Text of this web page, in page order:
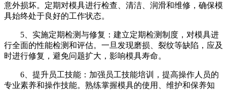
意外损坏。定期对模具进行检查、清洁、润滑和维修，确保模
具始终处于良好的工作状态。
5、实施定期检测与修复：建立定期检测制度，对模具进
行全面的性能检测和评估。一旦发现磨损、裂纹等缺陷，应及
时进行修复，避免问题扩大，影响模具寿命。
6、提升员工技能：加强员工技能培训，提高操作人员的
专业素养和操作技能。熟练掌握模具的使用、维护和保养知